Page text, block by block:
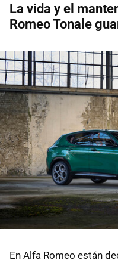
La vida y el
Romeo Tonale
En Alfa Romeo están